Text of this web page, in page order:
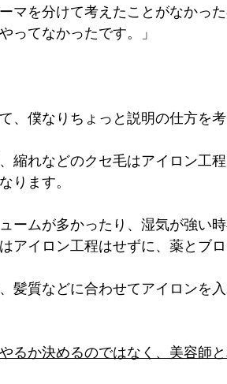
マを分けて考えたことがなかっ
ってなかったです。」
、僕なりちょっと説明の仕方を
縮れなどのクセ毛はアイロン工
ります。
ームが多かったり、湿気が強い
アイロン工程はせずに、薬とブロ
髪質などに合わせてアイロンを
るか決めるのではなく、美容師